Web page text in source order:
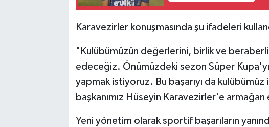
Karavezirler konuşmasında şu ifadeleri
"Kulübümüzün değerlerini, birlik ve
edeceğiz. Önümüzdeki sezon Süper
yapmak istiyoruz. Bu başarıyı da
başkanımız Hüseyin Karavezirler'e
Yeni yönetim olarak sportif başarıların